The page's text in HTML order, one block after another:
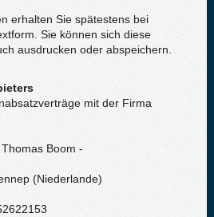
erhalten Sie spätestens bei
Sie können sich diese
ausdrucken oder abspeichern.
mit der Firma
Boom -
(Niederlande)